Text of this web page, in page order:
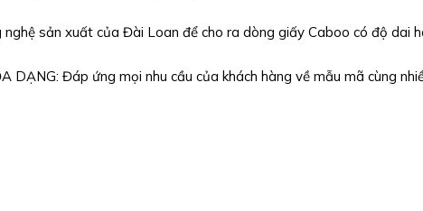
nghệ sản xuất của Đài Loan để cho ra dòng giấy Caboo có độ dai
DẠNG: Đáp ứng mọi nhu cầu của khách hàng về mẫu mã cùng